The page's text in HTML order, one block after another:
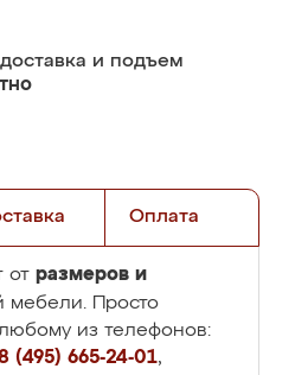
доставка и подъем
Оплата
от размеров и
мебели. Просто
из телефонов:
(495) 665-24-01,